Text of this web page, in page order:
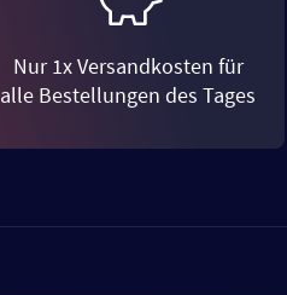
Nur 1x Versandkosten für
alle Bestellungen des Tages